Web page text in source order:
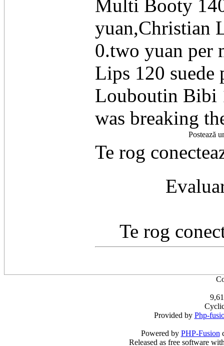
Multi Booty
yuan,Christian
0.two yuan per
Lips 120 suede
Louboutin Bibi
was breaking
Postează
Te rog
Te rog
Provided by Php-
Powered by PHP-Fusion
Released as free software